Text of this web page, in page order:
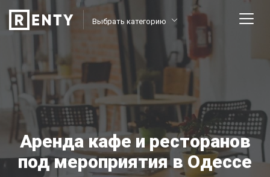
Выбрать категорию
Аренда кафе и ресторанов
под мероприятия в Одессе